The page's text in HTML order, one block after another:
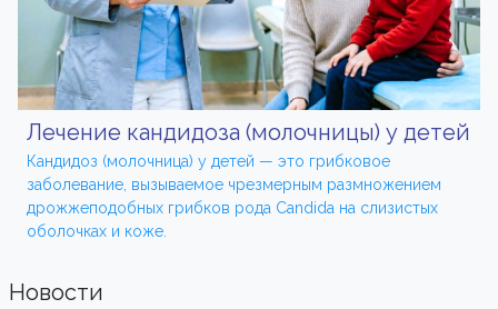
Лечение кандидоза (молочницы) у детей
Кандидоз (молочница) у детей — это грибковое
заболевание, вызываемое чрезмерным размножением
дрожжеподобных грибков рода Candida на слизистых
оболочках и коже.
Новости